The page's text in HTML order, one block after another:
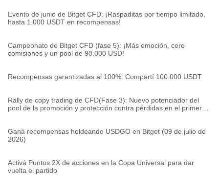
Evento de junio de Bitget CFD: ¡Raspaditas por tiempo limitado,
hasta 1.000 USDT en recompensas!
Campeonato de Bitget CFD (fase 5): ¡Más emoción, cero
comisiones y un pool de 90.000 USD!
Recompensas garantizadas al 100%: Compartí 100.000 USDT
Rally de copy trading de CFD(Fase 3): Nuevo potenciador del
pool de la promoción y protección contra pérdidas en el primer
Ganá recompensas holdeando USDGO en Bitget (09 de julio de
2026)
Activá Puntos 2X de acciones en la Copa Universal para dar
vuelta el partido